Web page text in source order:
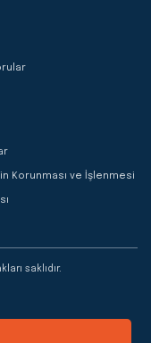
Korunması ve İşlenmesi
saklıdır.